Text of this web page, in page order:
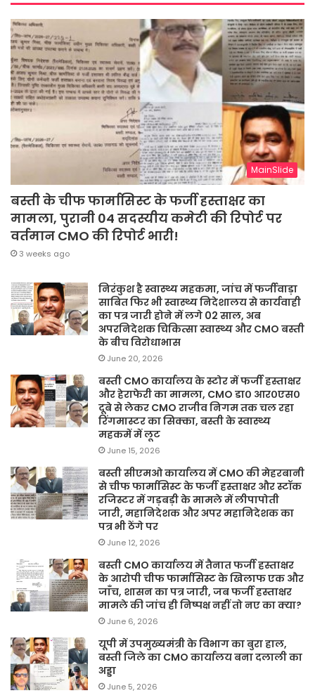
MainSlide
बस्ती के चीफ फार्मासिस्ट के फर्जी हस्ताक्षर का
मामला, पुरानी 04 सदस्यीय कमेटी की रिपोर्ट पर
वर्तमान CMO की रिपोर्ट भारी!
3 weeks ago
निरंकुश है स्वास्थ्य महकमा, जांच में फर्जीवाड़ा
साबित फिर भी स्वास्थ्य निदेशालय से कार्यवाही
का पत्र जारी होने में लगे 02 साल, अब
अपरनिदेशक चिकित्सा स्वास्थ्य और CMO बस्ती
के बीच विरोधाभास
June 20, 2026
बस्ती CMO कार्यालय के स्टोर में फर्जी हस्ताक्षर
और हेराफेरी का मामला, CMO डा० आर०एस०
दूबे से लेकर CMO राजीव निगम तक चल रहा
रिंगमास्टर का सिक्का, बस्ती के स्वास्थ्य
महकमें में लूट
June 15, 2026
बस्ती सीएमओ कार्यालय में CMO की मेहरबानी
से चीफ फार्मासिस्ट के फर्जी हस्ताक्षर और स्टॉक
रजिस्टर में गड़बड़ी के मामले में लीपापोती
जारी, महानिदेशक और अपर महानिदेशक का
पत्र भी ठेंगे पर
June 12, 2026
बस्ती CMO कार्यालय में तैनात फर्जी हस्ताक्षर
के आरोपी चीफ फार्मासिस्ट के खिलाफ एक और
जाँच, शासन का पत्र जारी, जब फर्जी हस्ताक्षर
मामले की जांच ही निष्पक्ष नहीं तो नए का क्या?
June 6, 2026
यूपी में उपमुख्यमंत्री के विभाग का बुरा हाल,
बस्ती जिले का CMO कार्यालय बना दलाली का
अड्डा
June 5, 2026